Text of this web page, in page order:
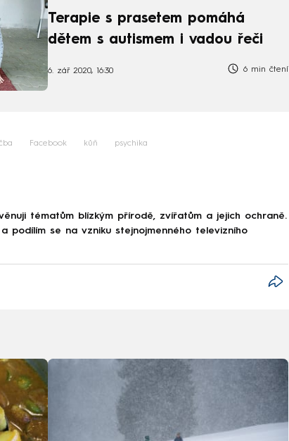
Terapie s prasetem pomáhá
dětem s autismem i vadou řeči
6. zář 2020, 16:30 6 min čtení
Facebook kůň psychika
tématům blízkým přírodě, zvířatům a jejich ochraně.
podílím se na vzniku stejnojmenného televizního